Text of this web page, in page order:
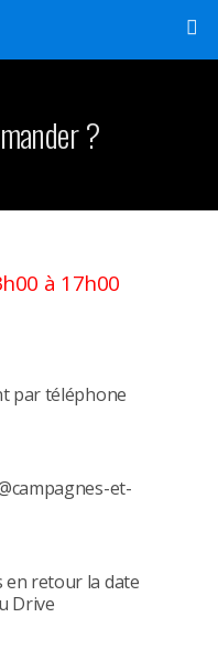
?
à 17h00
par téléphone
et-
retour la date
Drive